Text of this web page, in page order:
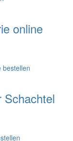
online
Schachtel